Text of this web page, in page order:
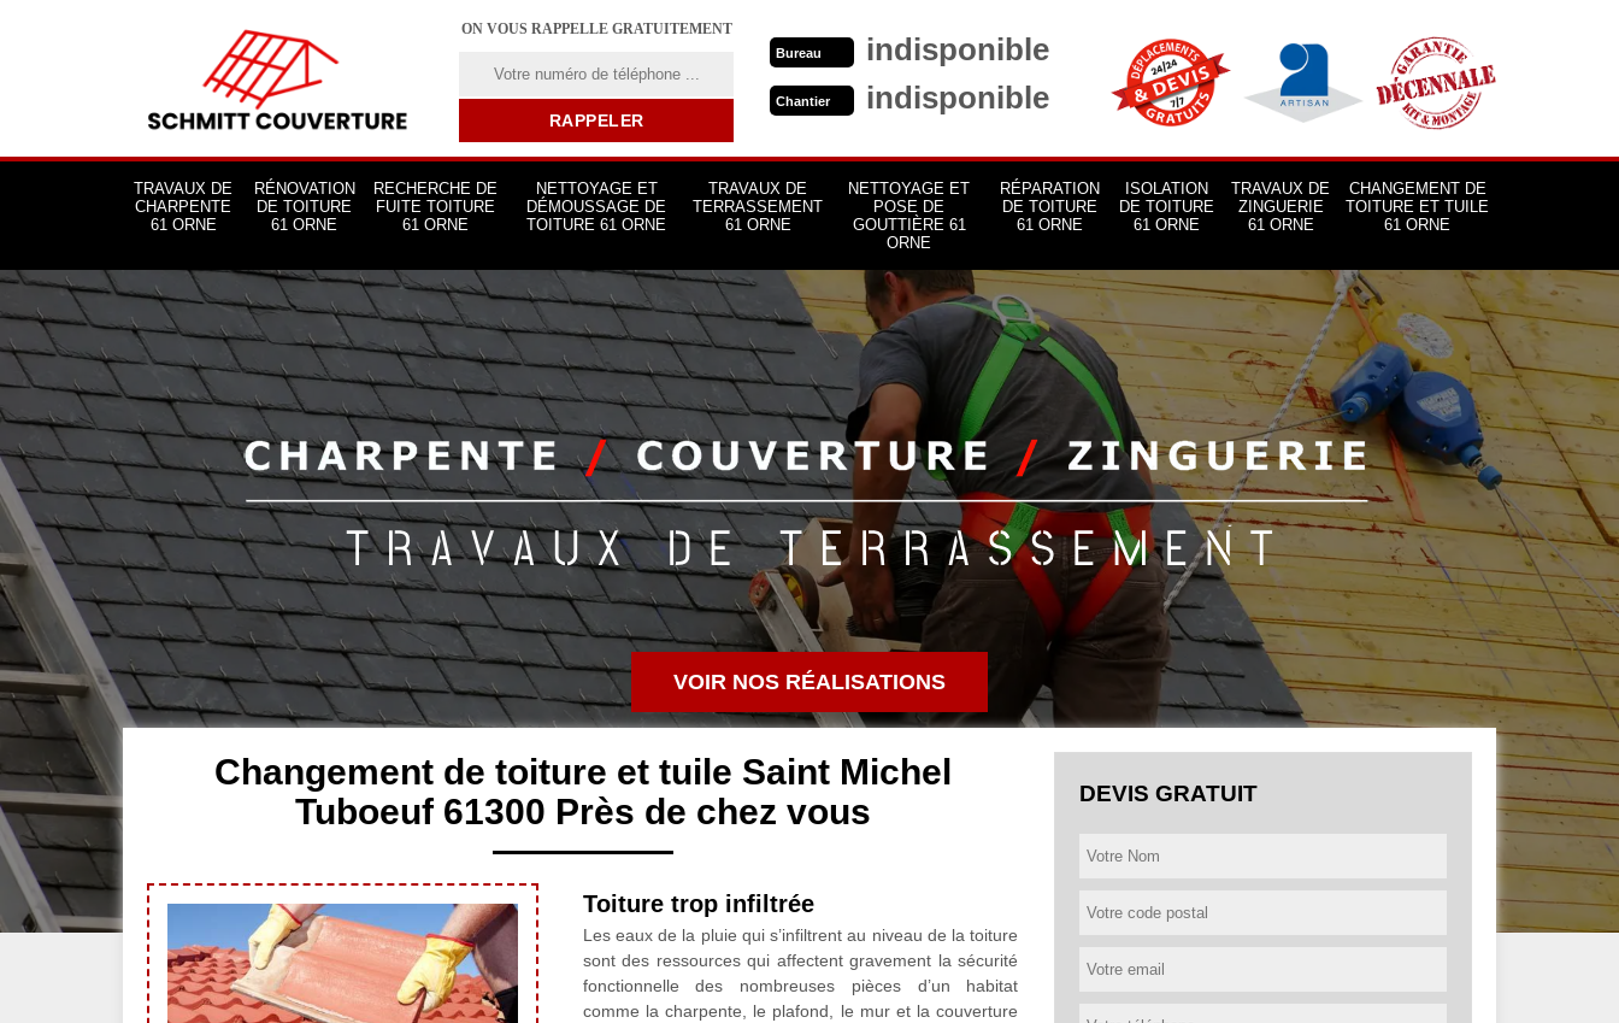
ON VOUS RAPPELLE GRATUITEMENT
Bureau indisponible
Chantier indisponible
TRAVAUX DE
CHARPENTE
61 ORNE
RÉNOVATION
DE TOITURE
61 ORNE
RECHERCHE DE
FUITE TOITURE
61 ORNE
NETTOYAGE ET
DÉMOUSSAGE DE
TOITURE 61 ORNE
TRAVAUX DE
TERRASSEMENT
61 ORNE
NETTOYAGE ET
POSE DE
GOUTTIÈRE 61
ORNE
RÉPARATION
DE TOITURE
61 ORNE
ISOLATION
DE TOITURE
61 ORNE
TRAVAUX DE
ZINGUERIE
61 ORNE
CHANGEMENT DE
TOITURE ET TUILE
61 ORNE
VOIR NOS RÉALISATIONS
Changement de toiture et tuile Saint Michel
Tuboeuf 61300 Près de chez vous
Toiture trop infiltrée
Les eaux de la pluie qui s’infiltrent au niveau de la toiture
sont des ressources qui affectent gravement la sécurité
fonctionnelle des nombreuses pièces d’un habitat
comme la charpente, le plafond, le mur et la couverture
DEVIS GRATUIT